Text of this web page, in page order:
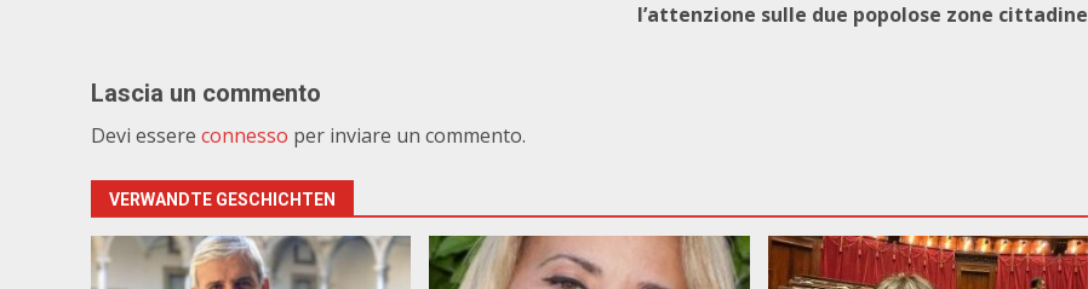
l’attenzione sulle due popolose zone cittadine
Lascia un commento
Devi essere connesso per inviare un commento.
VERWANDTE GESCHICHTEN